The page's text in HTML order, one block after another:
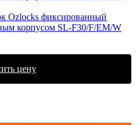
Ozlocks фиксированный
корпусом SL-F30/F/EM/W
цену